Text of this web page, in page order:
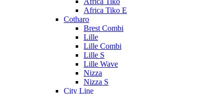
Africa Tiko E
Cotharo
Brest Combi
Lille
Lille Combi
Lille S
Lille Wave
Nizza
Nizza S
City Line